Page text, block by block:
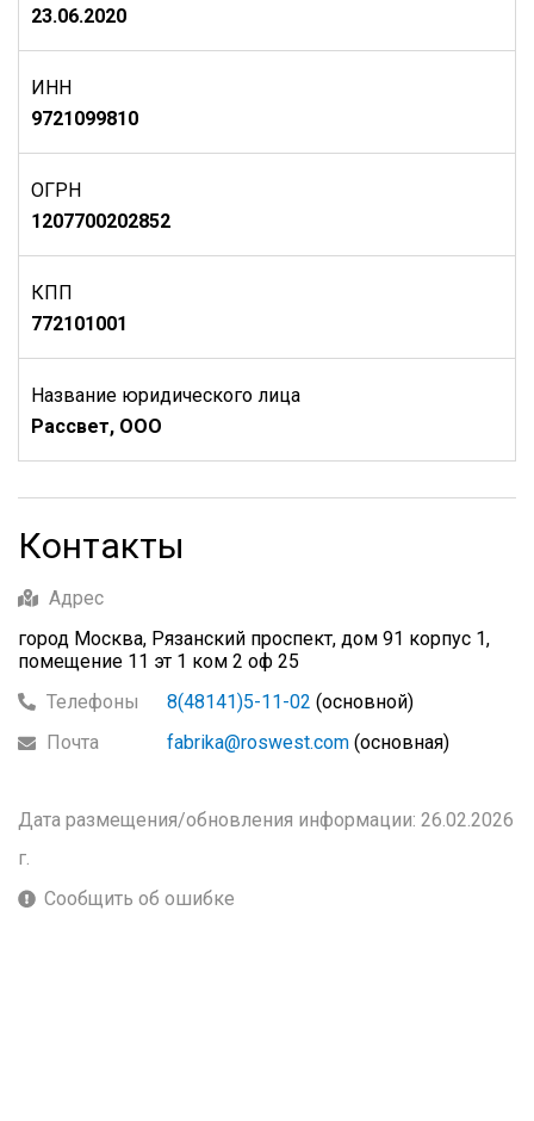
23.06.2020
ИНН
9721099810
ОГРН
1207700202852
КПП
772101001
Название юридического лица
Рассвет, ООО
Контакты
Адрес
город Москва, Рязанский проспект, дом 91 корпус 1,
помещение 11 эт 1 ком 2 оф 25
Телефоны
8(48141)5-11-02 (основной)
Почта
fabrika@roswest.com (основная)
Дата размещения/обновления информации: 26.02.2026
г.
Сообщить об ошибке